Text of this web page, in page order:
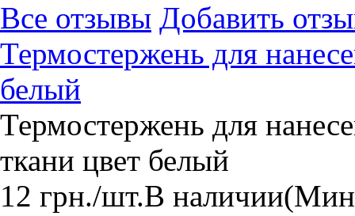
Все отзывы Добавить
Термостержень для
белый
Термостержень для
ткани цвет белый
12 грн./шт.В наличии